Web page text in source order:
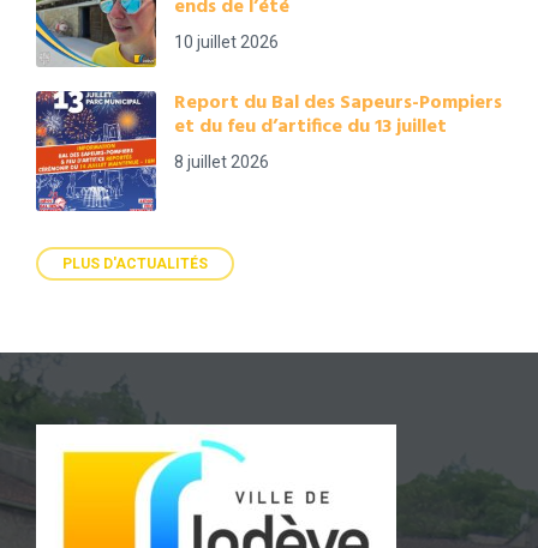
ends de l’été
10 juillet 2026
Report du Bal des Sapeurs-Pompiers
et du feu d’artifice du 13 juillet
8 juillet 2026
PLUS D'ACTUALITÉS